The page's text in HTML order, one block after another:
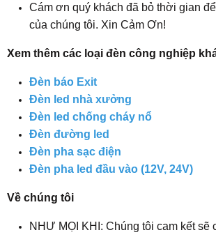
Cám ơn quý khách đã bỏ thời gian
của chúng tôi. Xin Cảm Ơn!
Xem thêm các loại đèn công nghiệp
Đèn báo Exit
Đèn led nhà xưởng
Đèn led chống cháy nổ
Đèn đường led
Đèn pha sạc điện
Đèn pha led đầu vào (12V, 24V)
Về chúng tôi
NHƯ MỌI KHI: Chúng tôi cam kết sẽ